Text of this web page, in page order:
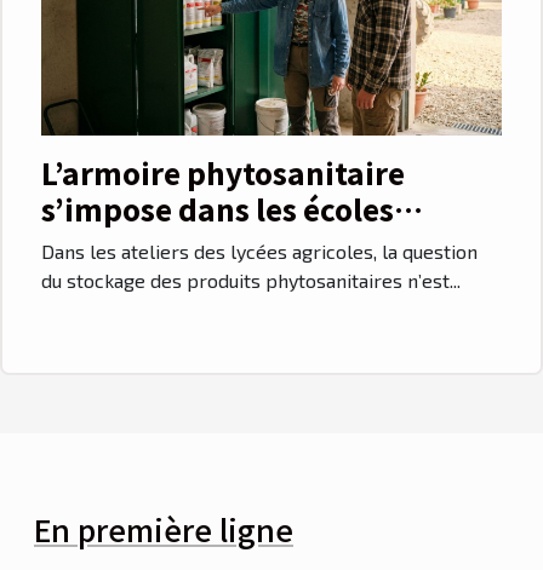
L’armoire phytosanitaire
s’impose dans les écoles
agricoles de Toulouse
Dans les ateliers des lycées agricoles, la question
du stockage des produits phytosanitaires n’est...
En première ligne